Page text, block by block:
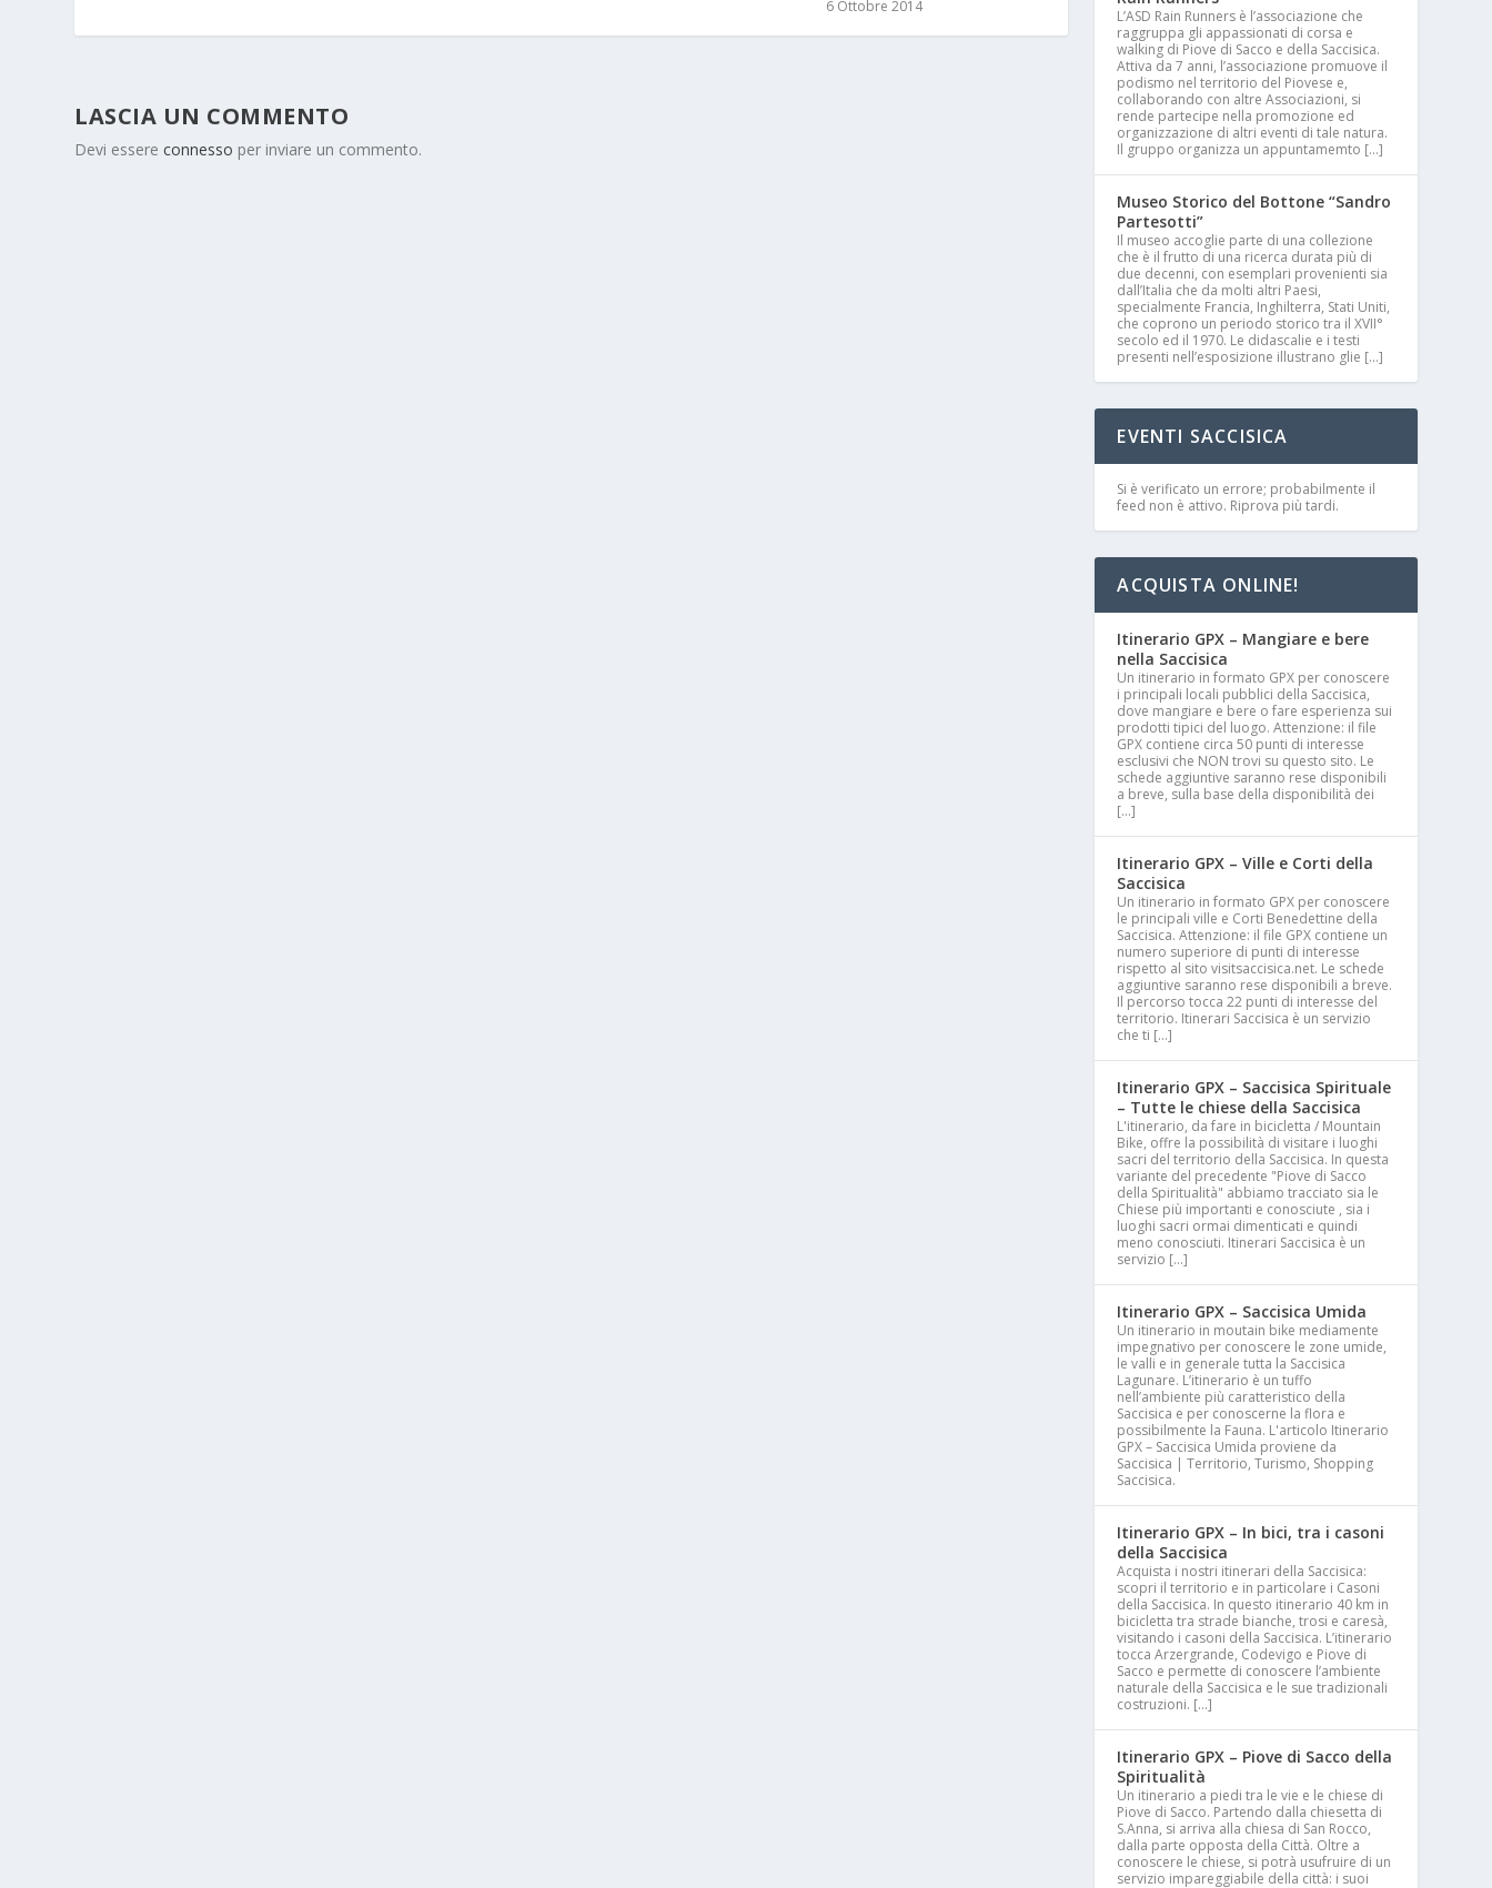
6 Ottobre 2014
LASCIA UN COMMENTO
Devi essereconnesso per inviare un commento.
L’ASD Rain Runners è l’associazione che
raggruppa gli appassionati di corsa e
walking di Piove di Sacco e della Saccisica.
Attiva da 7 anni, l’associazione promuove il
podismo nel territorio del Piovese e,
collaborando con altre Associazioni, si
rende partecipe nella promozione ed
organizzazione di altri eventi di tale natura.
Il gruppo organizza un appuntamemto […]
Museo Storico del Bottone “Sandro
Partesotti”
Il museo accoglie parte di una collezione
che è il frutto di una ricerca durata più di
due decenni, con esemplari provenienti sia
dall’Italia che da molti altri Paesi,
specialmente Francia, Inghilterra, Stati Uniti,
che coprono un periodo storico tra il XVII°
secolo ed il 1970. Le didascalie e i testi
presenti nell’esposizione illustrano glie […]
EVENTI SACCISICA
Si è verificato un errore; probabilmente il
feed non è attivo. Riprova più tardi.
ACQUISTA ONLINE!
Itinerario GPX – Mangiare e bere
nella Saccisica
Un itinerario in formato GPX per conoscere
i principali locali pubblici della Saccisica,
dove mangiare e bere o fare esperienza sui
prodotti tipici del luogo. Attenzione: il file
GPX contiene circa 50 punti di interesse
esclusivi che NON trovi su questo sito. Le
schede aggiuntive saranno rese disponibili
a breve, sulla base della disponibilità dei
[…]
Itinerario GPX – Ville e Corti della
Saccisica
Un itinerario in formato GPX per conoscere
le principali ville e Corti Benedettine della
Saccisica. Attenzione: il file GPX contiene un
numero superiore di punti di interesse
rispetto al sito visitsaccisica.net. Le schede
aggiuntive saranno rese disponibili a breve.
Il percorso tocca 22 punti di interesse del
territorio. Itinerari Saccisica è un servizio
che ti […]
Itinerario GPX – Saccisica Spirituale
– Tutte le chiese della Saccisica
L'itinerario, da fare in bicicletta / Mountain
Bike, offre la possibilità di visitare i luoghi
sacri del territorio della Saccisica. In questa
variante del precedente "Piove di Sacco
della Spiritualità" abbiamo tracciato sia le
Chiese più importanti e conosciute , sia i
luoghi sacri ormai dimenticati e quindi
meno conosciuti. Itinerari Saccisica è un
servizio […]
Itinerario GPX – Saccisica Umida
Un itinerario in moutain bike mediamente
impegnativo per conoscere le zone umide,
le valli e in generale tutta la Saccisica
Lagunare. L’itinerario è un tuffo
nell’ambiente più caratteristico della
Saccisica e per conoscerne la flora e
possibilmente la Fauna. L'articolo Itinerario
GPX – Saccisica Umida proviene da
Saccisica | Territorio, Turismo, Shopping
Saccisica.
Itinerario GPX – In bici, tra i casoni
della Saccisica
Acquista i nostri itinerari della Saccisica:
scopri il territorio e in particolare i Casoni
della Saccisica. In questo itinerario 40 km in
bicicletta tra strade bianche, trosi e caresà,
visitando i casoni della Saccisica. L’itinerario
tocca Arzergrande, Codevigo e Piove di
Sacco e permette di conoscere l’ambiente
naturale della Saccisica e le sue tradizionali
costruzioni. […]
Itinerario GPX – Piove di Sacco della
Spiritualità
Un itinerario a piedi tra le vie e le chiese di
Piove di Sacco. Partendo dalla chiesetta di
S.Anna, si arriva alla chiesa di San Rocco,
dalla parte opposta della Città. Oltre a
conoscere le chiese, si potrà usufruire di un
servizio impareggiabile della città: i suoi